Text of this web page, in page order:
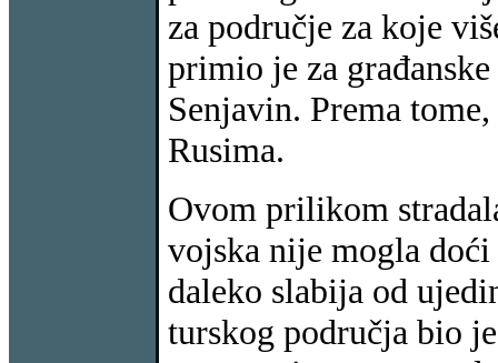
za područje za koje
primio je za
Senjavin. Prema
Rusima.
Ovom prilikom
vojska nije mogla
daleko slabija od
turskog područja bio